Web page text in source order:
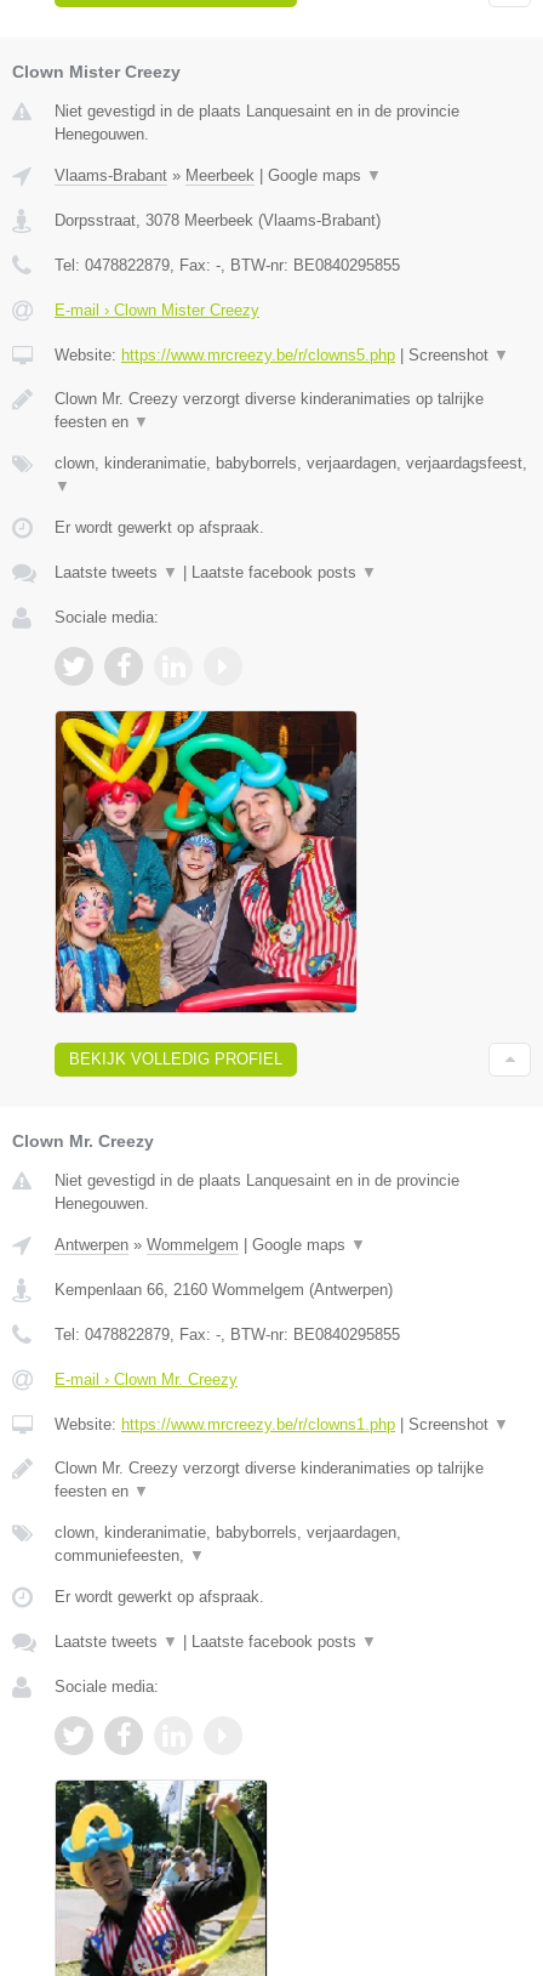
Clown Mister Creezy
Niet gevestigd in de plaats Lanquesaint en in de provincie
Henegouwen.
Vlaams-Brabant » Meerbeek Google maps ▼
Dorpsstraat, 3078 Meerbeek (Vlaams-Brabant)
Tel: 0478822879, Fax: -, BTW-nr: BE0840295855
E-mail › Clown Mister Creezy
Website: https://www.mrcreezy.be/r/clowns5.php Screenshot ▼
Clown Mr. Creezy verzorgt diverse kinderanimaties op talrijke
feesten en ▼
clown, kinderanimatie, babyborrels, verjaardagen, verjaardagsfeest,
▼
Er wordt gewerkt op afspraak.
Laatste tweets ▼ Laatste facebook posts ▼
Sociale media:
BEKIJK VOLLEDIG PROFIEL
Clown Mr. Creezy
Niet gevestigd in de plaats Lanquesaint en in de provincie
Henegouwen.
Antwerpen » Wommelgem Google maps ▼
Kempenlaan 66, 2160 Wommelgem (Antwerpen)
Tel: 0478822879, Fax: -, BTW-nr: BE0840295855
E-mail › Clown Mr. Creezy
Website: https://www.mrcreezy.be/r/clowns1.php Screenshot ▼
Clown Mr. Creezy verzorgt diverse kinderanimaties op talrijke
feesten en ▼
clown, kinderanimatie, babyborrels, verjaardagen,
communiefeesten, ▼
Er wordt gewerkt op afspraak.
Laatste tweets ▼ Laatste facebook posts ▼
Sociale media: